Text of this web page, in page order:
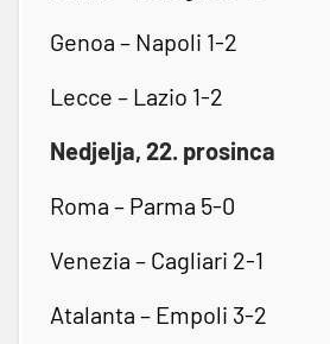
Genoa – Napoli 1-2
Lecce – Lazio 1-2
Nedjelja, 22. prosinca
Roma – Parma 5-0
Venezia – Cagliari 2-1
Atalanta – Empoli 3-2